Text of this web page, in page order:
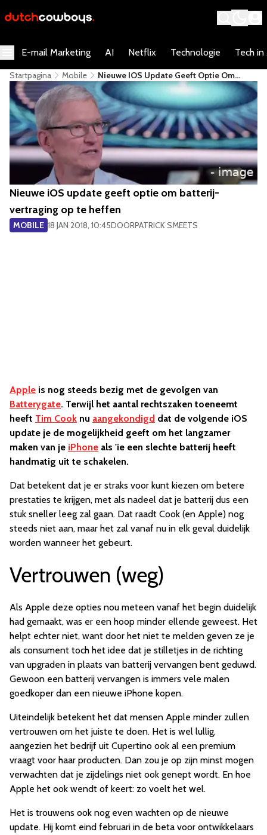
E-mail Marketing AI Netflix Technologie Tech in
Startpagina Mobile
Nieuwe IOS Update Geeft Optie Om
Batterij-Vertraging Op Te Heffen
Nieuwe iOS update geeft optie om batterij-
vertraging op te heffen
MOBILE 18 JAN 2018, 10:45DOORPATRICK SMEETS
Apple is nog steeds bezig met de gevolgen van
Batterygate. Terwijl het aantal rechtszaken toeneemt
heeft Tim Cook nu aangekondigd dat de volgende iOS
update je de mogelijkheid geeft om het langzamer
maken van je iPhone als 'ie een slechte batterij heeft
handmatig uit te schakelen.
Dat betekent dat je er straks voor kunt kiezen om betere
prestaties te krijgen, met als nadeel dat je batterij dus een
stuk sneller leeg zal gaan. Dat raadt Cook (en Apple) nog
steeds niet aan, maar het zal vanaf nu in elk geval duidelijk
worden wanneer het gebeurt.
Vertrouwen (weg)
Als Apple deze opties nou meteen vanaf het begin duidelijk
had gemaakt, was er een hoop minder ellende geweest. Het
helpt echter niet, want door het niet te melden geven ze je
als consument toch het idee dat je stilletjes in de richting
van upgraden in plaats van batterij vervangen bent geduwd.
Gewoon een batterij vervangen is immers vele malen
goedkoper dan een nieuwe iPhone kopen.
Uiteindelijk betekent het dat mensen Apple minder zullen
vertrouwen om het juiste te doen. Het is wel lullig,
aangezien het bedrijf uit Cupertino ook al een premium
vraagt voor haar producten. Dan zou je op zijn minst mogen
verwachten dat je zijdelings niet ook genept wordt. En hoe
Apple het ook wendt of keert: zo voelt het wel.
Het is trouwens ook nog even wachten op de nieuwe
update. Hij komt eind februari in de beta voor ontwikkelaars